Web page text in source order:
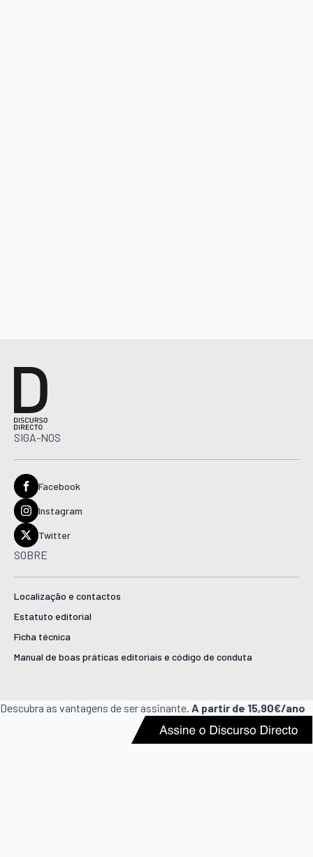
SIGA-NOS
Facebook
Instagram
Twitter
SOBRE
Localização e contactos
Estatuto editorial
Ficha técnica
Manual de boas práticas editoriais e código de conduta
Descubra as vantagens de ser assinante. A partir de 15,90€/ano